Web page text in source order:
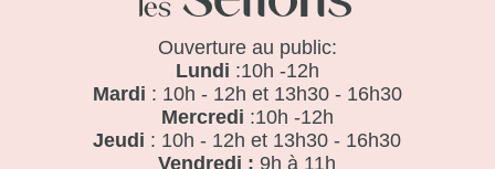
Ouverture au public:
Lundi :10h -12h
Mardi : 10h - 12h et 13h30 - 16h30
Mercredi :10h -12h
Jeudi : 10h - 12h et 13h30 - 16h30
Vendredi : 9h à 11h